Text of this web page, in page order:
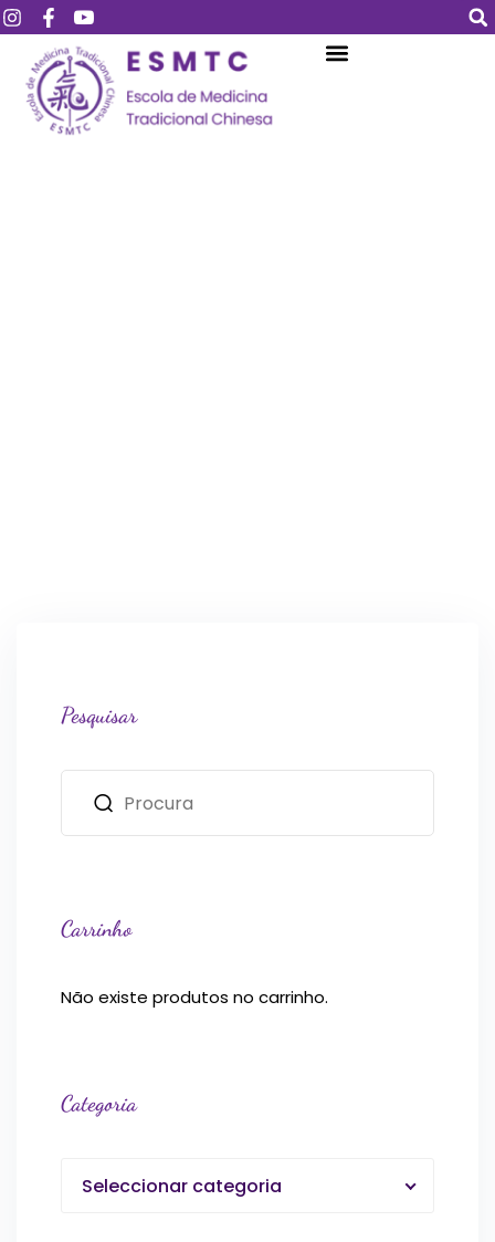
Pesquisar
Carrinho
Não existe produtos no carrinho.
Categoria
Seleccionar categoria
Login Assinar
Login